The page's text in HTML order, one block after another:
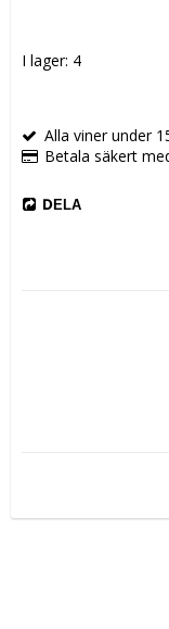
I lager: 4
Alla viner under
Betala säkert
DELA